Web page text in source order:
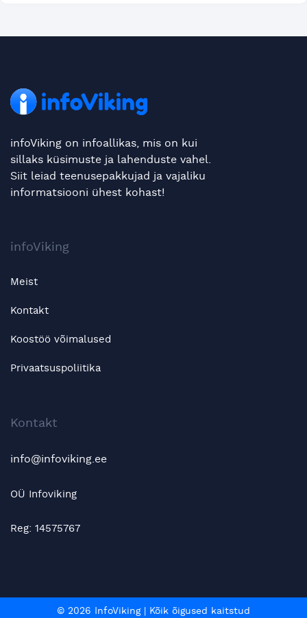
infoViking on infoallikas, mis on kui
sillaks küsimuste ja lahenduste vahel.
Siit leiad teenusepakkujad ja vajaliku
informatsiooni ühest kohast!
infoViking
Meist
Kontakt
Koostöö võimalused
Privaatsuspoliitika
Kontakt
info@infoviking.ee
OÜ Infoviking
Reg: 14575767
© 2026 InfoViking Kõik õigused kaitstud